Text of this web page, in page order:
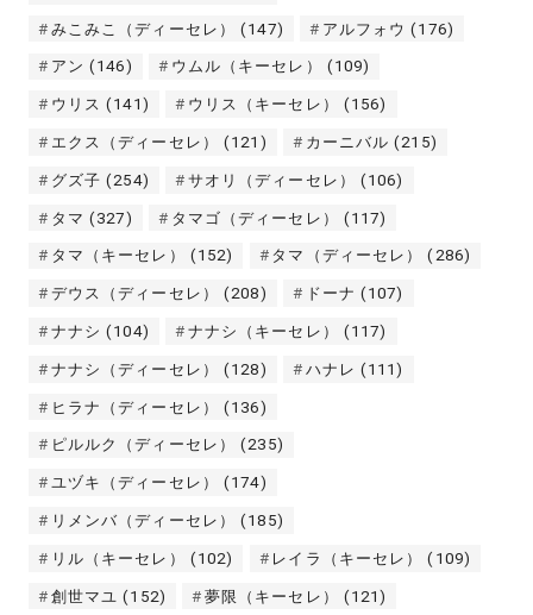
みこみこ（ディーセレ） (147) アルフォウ (176)
アン (146) ウムル（キーセレ） (109)
ウリス (141) ウリス（キーセレ） (156)
エクス（ディーセレ） (121) カーニバル (215)
グズ子 (254) サオリ（ディーセレ） (106)
タマ (327) タマゴ（ディーセレ） (117)
タマ（キーセレ） (152) タマ（ディーセレ） (286)
デウス（ディーセレ） (208) ドーナ (107)
ナナシ (104) ナナシ（キーセレ） (117)
ナナシ（ディーセレ） (128) ハナレ (111)
ヒラナ（ディーセレ） (136)
ピルルク（ディーセレ） (235)
ユヅキ（ディーセレ） (174)
リメンバ（ディーセレ） (185)
リル（キーセレ） (102) レイラ（キーセレ） (109)
創世マユ (152) 夢限（キーセレ） (121)